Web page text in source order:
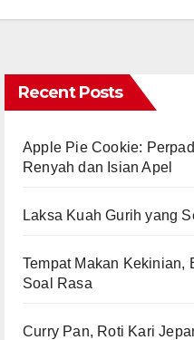
Recent Posts
Apple Pie Cookie:
Renyah dan Isian Apel
Laksa Kuah Gurih yang
Tempat Makan Kekinian,
Soal Rasa
Curry Pan, Roti Kari